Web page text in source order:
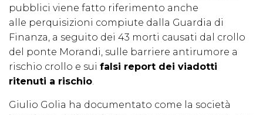
pubblici viene fatto riferimento anche
alle perquisizioni compiute dalla Guardia di
Finanza, a seguito dei 43 morti causati dal crollo
del ponte Morandi, sulle barriere antirumore a
rischio crollo e sui falsi report dei viadotti
ritenuti a rischio.
Giulio Golia ha documentato come la società